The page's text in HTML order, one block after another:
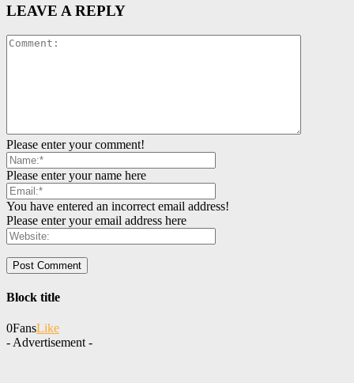
LEAVE A REPLY
Please enter your comment!
Please enter your name here
You have entered an incorrect email address!
Please enter your email address here
Block title
0FansLike
- Advertisement -